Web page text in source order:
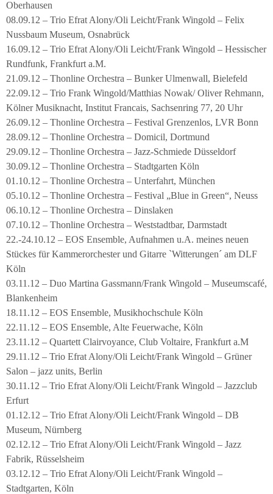
Oberhausen
08.09.12 – Trio Efrat Alony/Oli Leicht/Frank Wingold – Felix
Nussbaum Museum, Osnabrück
16.09.12 – Trio Efrat Alony/Oli Leicht/Frank Wingold – Hessischer
Rundfunk, Frankfurt a.M.
21.09.12 – Thonline Orchestra – Bunker Ulmenwall, Bielefeld
22.09.12 – Trio Frank Wingold/Matthias Nowak/ Oliver Rehmann,
Kölner Musiknacht, Institut Francais, Sachsenring 77, 20 Uhr
26.09.12 – Thonline Orchestra – Festival Grenzenlos, LVR Bonn
28.09.12 – Thonline Orchestra – Domicil, Dortmund
29.09.12 – Thonline Orchestra – Jazz-Schmiede Düsseldorf
30.09.12 – Thonline Orchestra – Stadtgarten Köln
01.10.12 – Thonline Orchestra – Unterfahrt, München
05.10.12 – Thonline Orchestra – Festival „Blue in Green“, Neuss
06.10.12 – Thonline Orchestra – Dinslaken
07.10.12 – Thonline Orchestra – Weststadtbar, Darmstadt
22.-24.10.12 – EOS Ensemble, Aufnahmen u.A. meines neuen
Stückes für Kammerorchester und Gitarre `Witterungen´ am DLF
Köln
03.11.12 – Duo Martina Gassmann/Frank Wingold – Museumscafé,
Blankenheim
18.11.12 – EOS Ensemble, Musikhochschule Köln
22.11.12 – EOS Ensemble, Alte Feuerwache, Köln
23.11.12 – Quartett Clairvoyance, Club Voltaire, Frankfurt a.M
29.11.12 – Trio Efrat Alony/Oli Leicht/Frank Wingold – Grüner
Salon – jazz units, Berlin
30.11.12 – Trio Efrat Alony/Oli Leicht/Frank Wingold – Jazzclub
Erfurt
01.12.12 – Trio Efrat Alony/Oli Leicht/Frank Wingold – DB
Museum, Nürnberg
02.12.12 – Trio Efrat Alony/Oli Leicht/Frank Wingold – Jazz
Fabrik, Rüsselsheim
03.12.12 – Trio Efrat Alony/Oli Leicht/Frank Wingold –
Stadtgarten, Köln